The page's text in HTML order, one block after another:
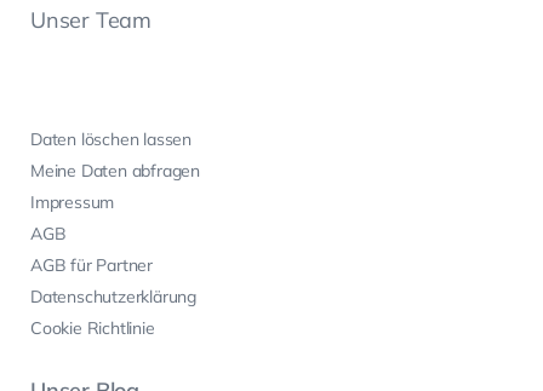
Unser Team
Daten löschen lassen
Meine Daten abfragen
Impressum
AGB
AGB für Partner
Datenschutzerklärung
Cookie Richtlinie